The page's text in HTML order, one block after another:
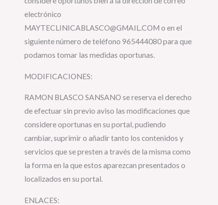
electrónico
MAYTECLINICABLASCO@GMAIL.COM o en el
siguiente número de teléfono 965444080 para que
podamos tomar las medidas oportunas.
MODIFICACIONES:
RAMON BLASCO SANSANO se reserva el derecho
de efectuar sin previo aviso las modificaciones que
considere oportunas en su portal, pudiendo
cambiar, suprimir o añadir tanto los contenidos y
servicios que se presten a través de la misma como
la forma en la que estos aparezcan presentados o
localizados en su portal.
ENLACES: